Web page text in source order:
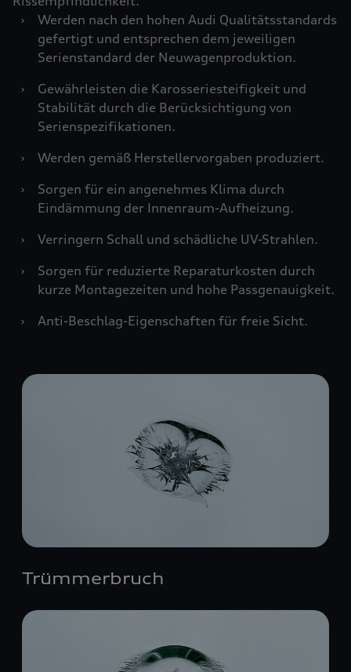
›
Werden nach den hohen Audi Qualitätsstandards
gefertigt und entsprechen dem jeweiligen
Serienstandard der Neuwagenproduktion.
›
Gewährleisten die Karosseriesteifigkeit und
Stabilität durch die Berücksichtigung von
Serienspezifikationen.
›
Werden gemäß Herstellervorgaben produziert.
›
Sorgen für ein angenehmes Klima durch
Eindämmung der Innenraum-Aufheizung.
›
Verringern Schall und schädliche UV-Strahlen.
›
Sorgen für reduzierte Reparaturkosten durch
kurze Montagezeiten und hohe Passgenauigkeit.
›
Anti-Beschlag-Eigenschaften für freie Sicht.
Trümmerbruch